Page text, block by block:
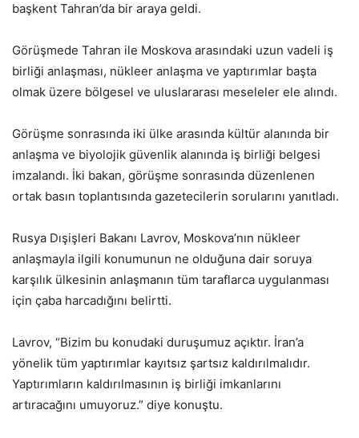
başkent Tahran’da bir araya geldi.
Görüşmede Tahran ile Moskova arasındaki uzun vadeli iş
birliği anlaşması, nükleer anlaşma ve yaptırımlar başta
olmak üzere bölgesel ve uluslararası meseleler ele alındı.
Görüşme sonrasında iki ülke arasında kültür alanında bir
anlaşma ve biyolojik güvenlik alanında iş birliği belgesi
imzalandı. İki bakan, görüşme sonrasında düzenlenen
ortak basın toplantısında gazetecilerin sorularını yanıtladı.
Rusya Dışişleri Bakanı Lavrov, Moskova’nın nükleer
anlaşmayla ilgili konumunun ne olduğuna dair soruya
karşılık ülkesinin anlaşmanın tüm taraflarca uygulanması
için çaba harcadığını belirtti.
Lavrov, “Bizim bu konudaki duruşumuz açıktır. İran’a
yönelik tüm yaptırımlar kayıtsız şartsız kaldırılmalıdır.
Yaptırımların kaldırılmasının iş birliği imkanlarını
artıracağını umuyoruz.” diye konuştu.